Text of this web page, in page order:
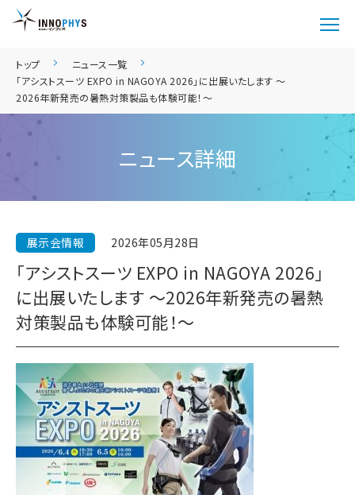
トップ
ニュース一覧
「アシストスーツ EXPO in NAGOYA 2026」に出展いたします ～
2026年新発売の暑熱対策製品も体験可能！～
ニュース詳細
展示会情報 2026年05月28日
「アシストスーツ EXPO in NAGOYA 2026」
に出展いたします ～2026年新発売の暑熱
対策製品も体験可能！～